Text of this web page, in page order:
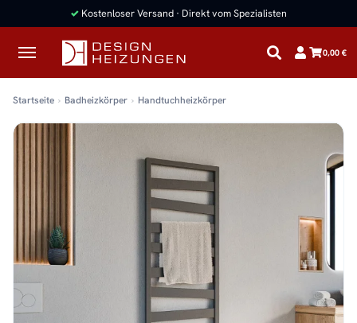
✓ Kostenloser Versand · Direkt vom Spezialisten
0,00 €
Startseite Badheizkörper Handtuchheizkörper